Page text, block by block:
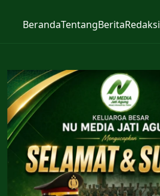
BerandaTentangBeritaRedaksi